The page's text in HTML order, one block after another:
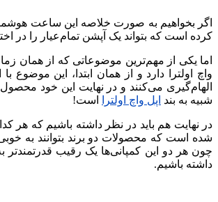
اگر بخواهیم به صورت خلاصه این ساعت
کرده است که بتواند یک آپشن تمام‌عیار را در
اما یکی از مهم‌ترین موضوعاتی که از همان
واچ اولترا دارد و از همان ابتدا، این موضوع
الهام‌گیری می‌کنند و در نهایت این خود
شبیه به بند اپل واچ اولترا است!
در نهایت هم باید در نظر داشته باشیم که هر
شده است که محصولات دو برند بتوانند به خوبی
داشته باشیم.